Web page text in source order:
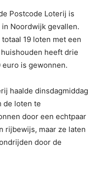
Postcode Loterij is
Noordwijk gevallen.
19 loten met een
heeft drie
euro is gewonnen.
haalde dinsdagmiddag
de loten te
door een echtpaar
rijbewijs, maar ze laten
door de